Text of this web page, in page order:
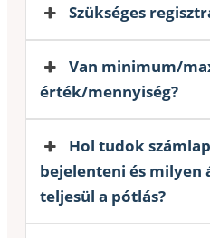
Szükséges
Van minimum/
érték/mennyiség?
Hol tudok
bejelenteni és milyen
teljesül a pótlás?